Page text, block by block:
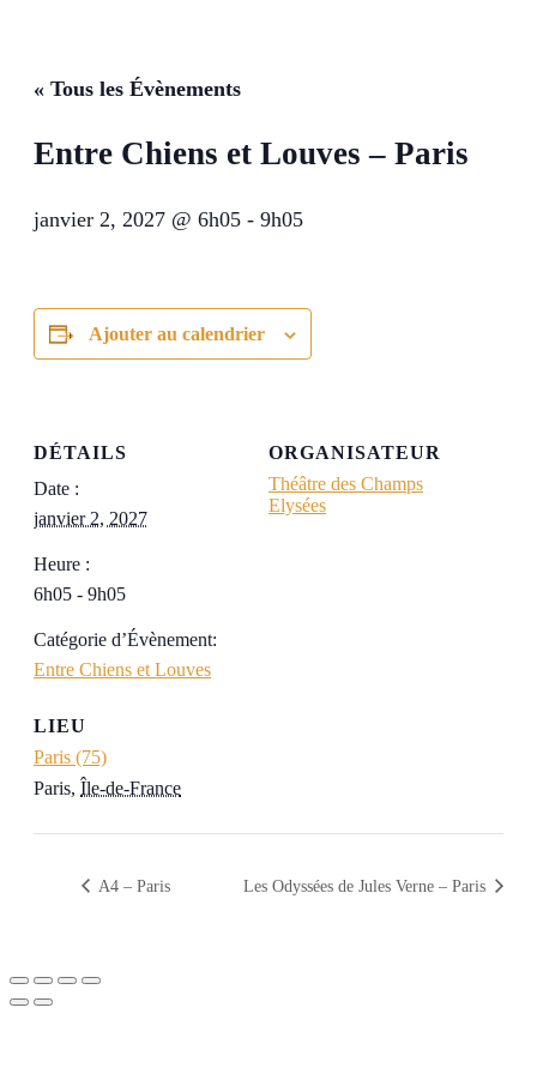
« Tous les Évènements
Entre Chiens et Louves – Paris
janvier 2, 2027 @ 6h05 - 9h05
Ajouter au calendrier
DÉTAILS
Date :
janvier 2, 2027
Heure :
6h05 - 9h05
Catégorie d’Évènement:
Entre Chiens et Louves
LIEU
Paris (75)
Paris, Île-de-France
ORGANISATEUR
Théâtre des Champs
Elysées
A4 – Paris Les Odyssées de Jules Verne – Paris